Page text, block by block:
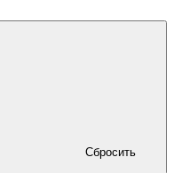
Сбросить